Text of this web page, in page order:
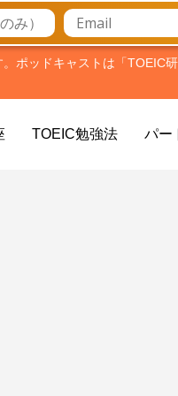
ポッドキャストは「TOEIC
TOEIC勉強法 パー